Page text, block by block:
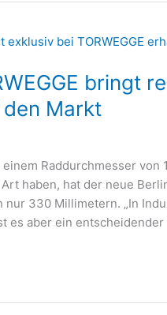
bringt
Markt
Raddurchmesser von
haben, hat der neue
330 Millimetern. „In
es aber ein